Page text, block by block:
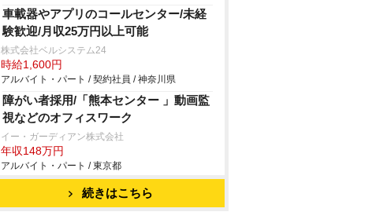
車載器やアプリのコールセンター/未経
験歓迎/月収25万円以上可能
株式会社ベルシステム24
時給1,600円
アルバイト・パート / 契約社員 / 神奈川県
障がい者採用/「熊本センター 」動画監
視などのオフィスワーク
イー・ガーディアン株式会社
年収148万円
アルバイト・パート / 東京都
続きはこちら